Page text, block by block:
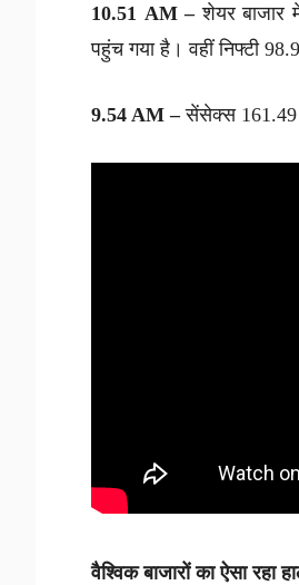
10.51 AM –शेयर बाजार
पहुंच गया है। वहीं निफ्टी
9.54 AM –सेंसेक्स 161.49
वैश्विक बाजारों का ऐसा रहा